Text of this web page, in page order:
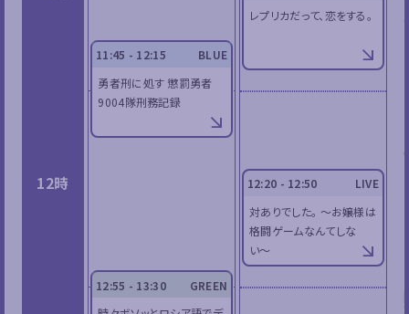
12時
11:45 - 12:15
BLUE
勇者刑に処す 懲罰勇者
9004隊刑務記録
12:55 - 13:30
GREEN
レプリカだって、恋をする。
12:20 - 12:50
LIVE
対ありでした。 〜お嬢様は
格闘ゲームなんてしな
い〜